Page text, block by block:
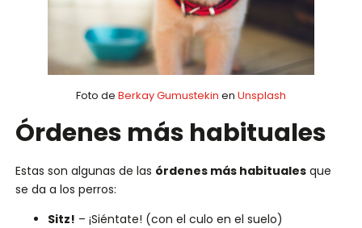
Foto de Berkay Gumustekin en Unsplash
Órdenes más habituales
Estas son algunas de las órdenes más habitualesque
se da a los perros:
Sitz! – ¡Siéntate! (con el culo en el suelo)